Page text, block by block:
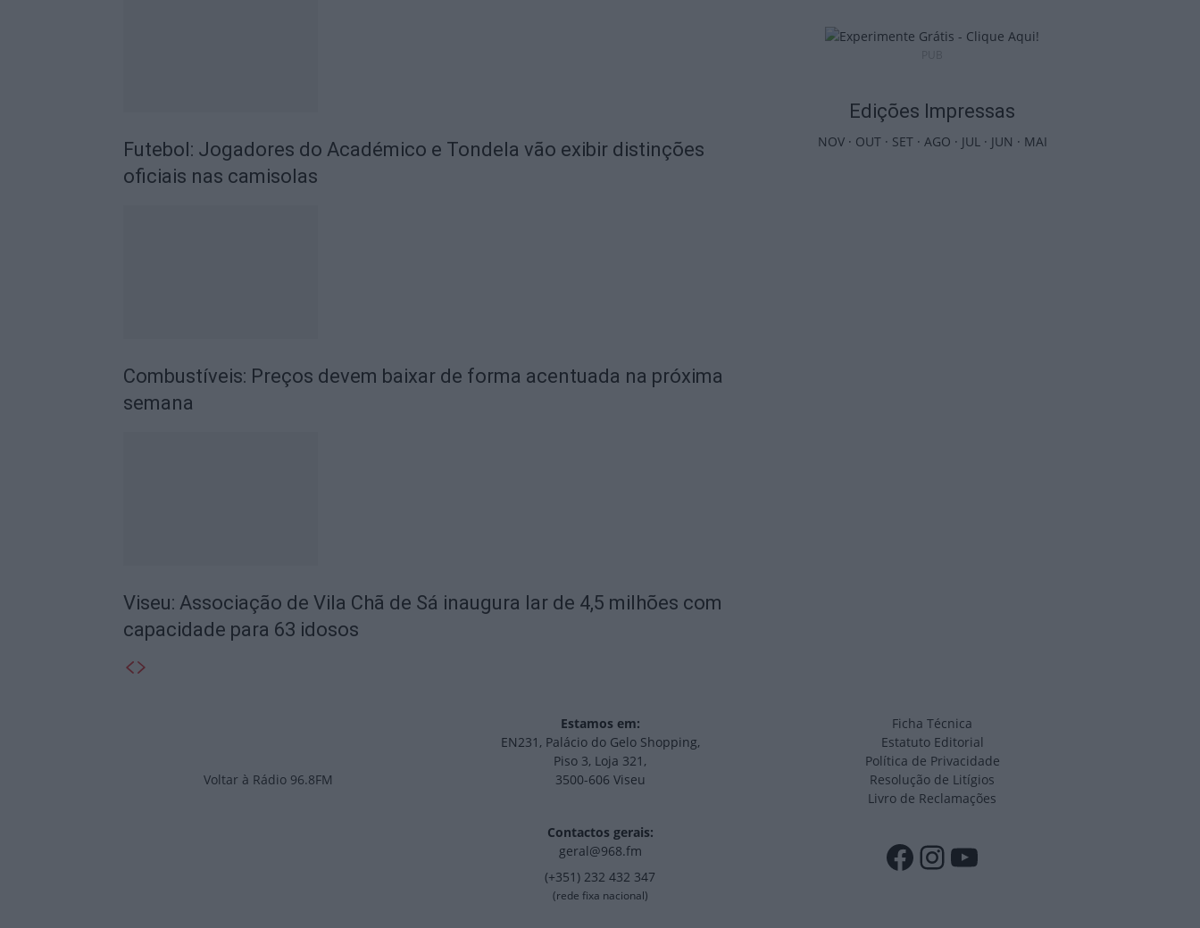
Futebol: Jogadores do Académico e Tondela vão exibir distinções
oficiais nas camisolas
Combustíveis: Preços devem baixar de forma acentuada na próxima
semana
Viseu: Associação de Vila Chã de Sá inaugura lar de 4,5 milhões com
capacidade para 63 idosos
Edições Impressas
NOV· OUT· SET· AGO · JUL· JUN · MAI
Voltar à Rádio 96.8FM
Estamos em:
EN231, Palácio do Gelo Shopping,
Piso 3, Loja 321,
3500-606 Viseu
Contactos gerais:
geral@968.fm
(+351) 232 432 347
(rede fixa nacional)
Ficha Técnica
Estatuto Editorial
Política de Privacidade
Resolução de Litígios
Livro de Reclamações
Facebook
Instagram
YouTube